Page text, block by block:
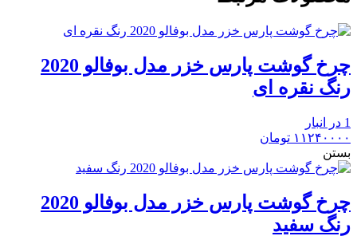
چرخ گوشت پارس خزر مدل بوفالو 2020
رنگ نقره ای
1 در انبار
۱۱۲۴۰۰۰۰ تومان
بستن
چرخ گوشت پارس خزر مدل بوفالو 2020
رنگ سفید